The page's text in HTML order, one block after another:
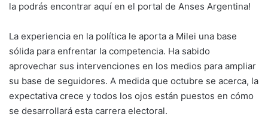
la podrás encontrar aquí en el portal de Anses Argentina!
La experiencia en la política le aporta a Milei una base
sólida para enfrentar la competencia. Ha sabido
aprovechar sus intervenciones en los medios para ampliar
su base de seguidores. A medida que octubre se acerca, la
expectativa crece y todos los ojos están puestos en cómo
se desarrollará esta carrera electoral.